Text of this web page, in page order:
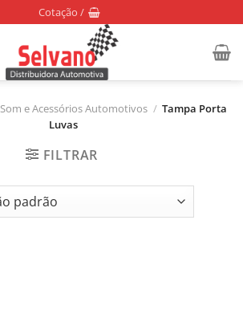
Cotação /
Som e Acessórios Automotivos / Tampa Porta
Luvas
FILTRAR